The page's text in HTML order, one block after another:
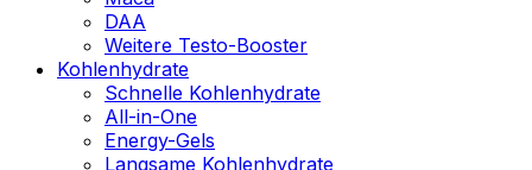
DAA
Weitere Testo-Booster
Kohlenhydrate
Schnelle Kohlenhydrate
All-in-One
Energy-Gels
Langsame Kohlenhydrate